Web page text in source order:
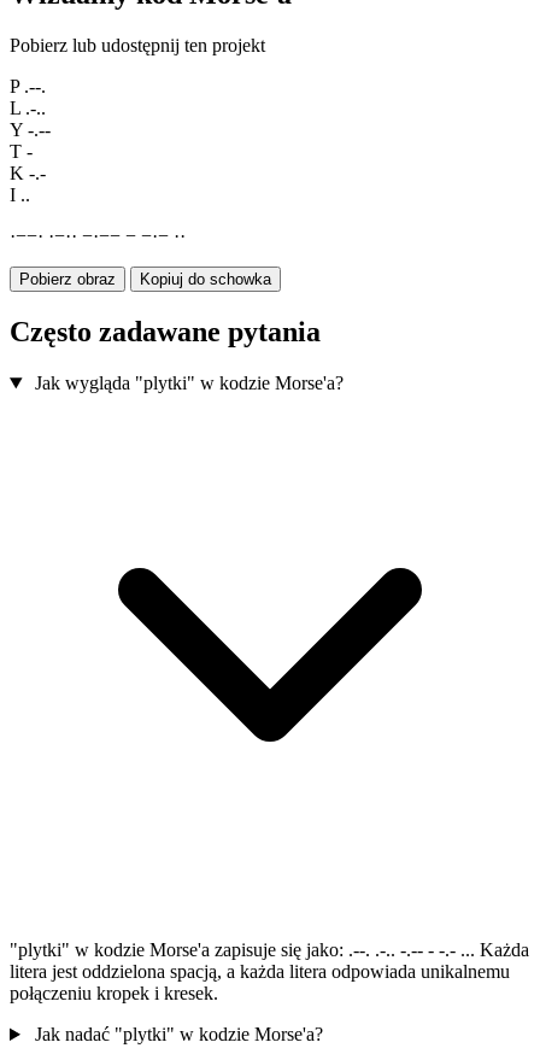
Pobierz lub udostępnij ten projekt
P .--.
L .-..
Y -.--
T -
K -.-
I ..
·−−· ·−·· −·−− − −·− ··
Pobierz obraz Kopiuj do schowka
Często zadawane pytania
Jak wygląda "plytki" w kodzie Morse'a?
"plytki" w kodzie Morse'a zapisuje się jako: .--. .-.. -.-- - -.- ... Każda
litera jest oddzielona spacją, a każda litera odpowiada unikalnemu
połączeniu kropek i kresek.
Jak nadać "plytki" w kodzie Morse'a?